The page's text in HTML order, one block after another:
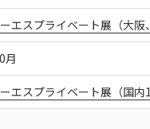
エスプライベート展（大阪
月
エスプライベート展（国内